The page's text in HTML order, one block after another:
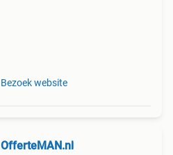
Bezoek website
OfferteMAN.nl